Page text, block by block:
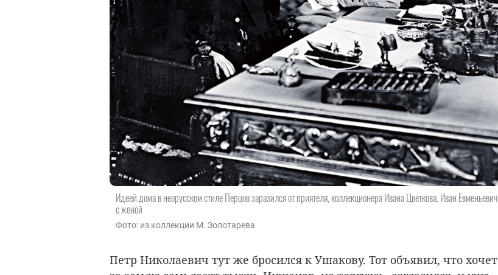
Идеей дома в неорусском стиле Перцов заразился от приятеля, коллекционера Ивана Цветкова. Иван Евменьевич
с женой
Фото: из коллекции М. Золотарева
Петр Николаевич тут же бросился к Ушакову. Тот объявил, что хочет